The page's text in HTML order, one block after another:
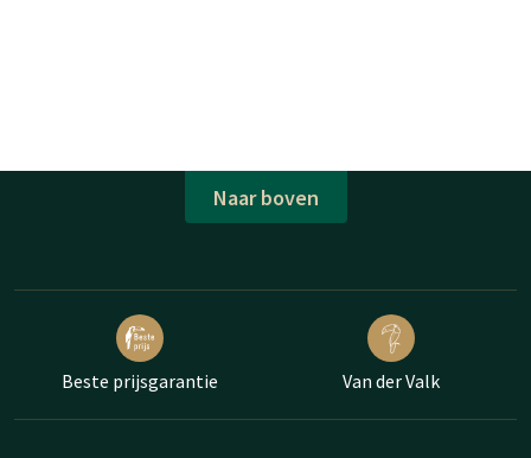
Naar boven
Beste prijsgarantie Van der Valk